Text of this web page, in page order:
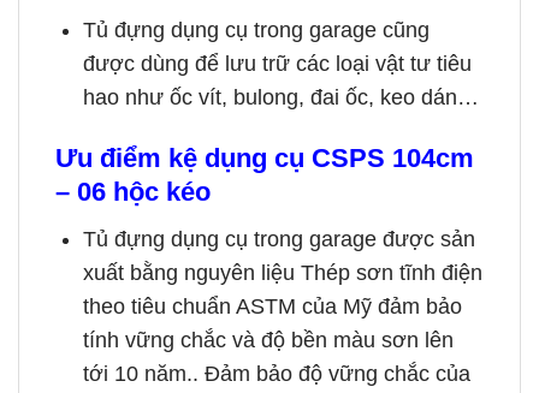
Tủ đựng dụng cụ trong garage cũng
được dùng để lưu trữ các loại vật tư tiêu
hao như ốc vít, bulong, đai ốc, keo dán…
Ưu điểm kệ dụng cụ CSPS 104cm
– 06 hộc kéo
Tủ đựng dụng cụ trong garage được sản
xuất bằng nguyên liệu Thép sơn tĩnh điện
theo tiêu chuẩn ASTM của Mỹ đảm bảo
tính vững chắc và độ bền màu sơn lên
tới 10 năm.. Đảm bảo độ vững chắc của